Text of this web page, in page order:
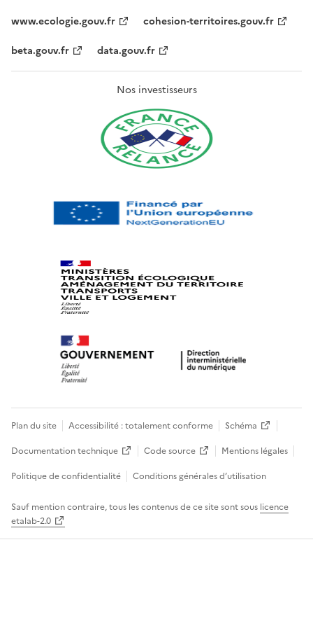
www.ecologie.gouv.fr
cohesion-territoires.gouv.fr
beta.gouv.fr
data.gouv.fr
Nos investisseurs
Plan du site Accessibilité : totalement conforme
Schéma
Documentation technique
Code source
Mentions légales
Politique de confidentialité
Conditions générales d’utilisation
Sauf mention contraire, tous les contenus de ce site sont sous licence
etalab-2.0